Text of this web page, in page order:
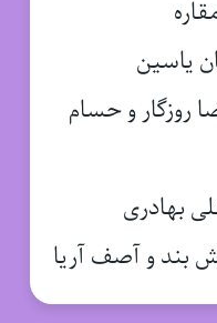
یاسین
روزگار و حسام
بهادری
بند و آصف آریا